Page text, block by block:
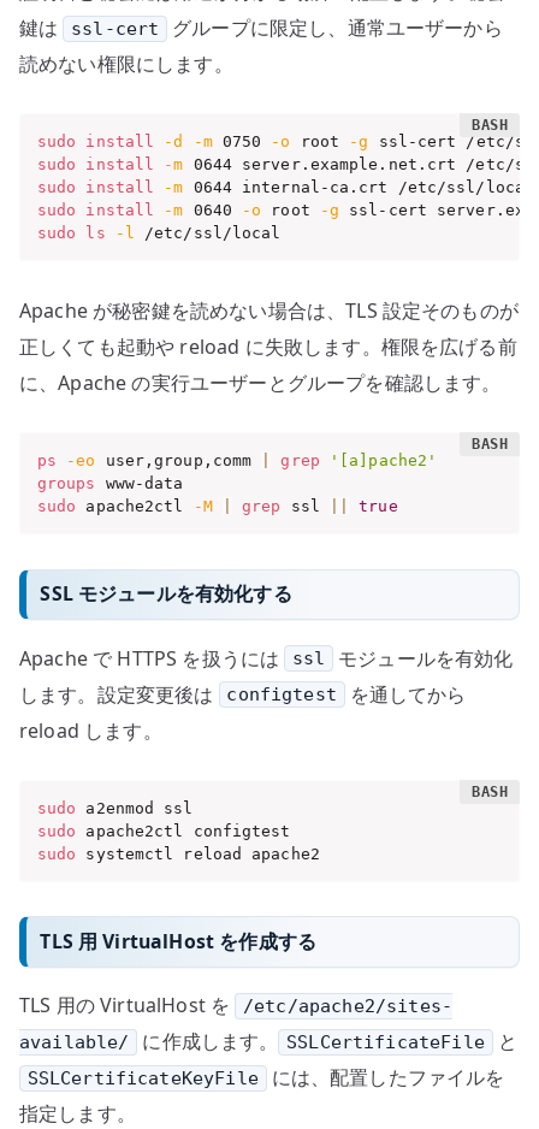
鍵は
ssl-cert
グループに限定し、通常ユーザーから
読めない権限にします。
sudo install -d -m 0750 -o root
-g
sudo
install
-m
sudo
install
-m
sudo
install -m 0640 -o root
-g
sudo
ls -l /etc/ssl/local
Apache が秘密鍵を読めない場合は、TLS 設定そのものが
正しくても起動や reload に失敗します。権限を広げる前
に、Apache の実行ユーザーとグループを確認します。
ps -eo user,group,comm grep
'[a]pache2'
groups
sudo apache2ctl -M grep ssl true
SSL モジュールを有効化する
Apache で HTTPS を扱うには ssl
モジュールを有効化
します。設定変更後は
configtest
を通してから
reload します。
sudo
sudo
sudo systemctl reload apache2
TLS 用 VirtualHost を作成する
TLS 用の VirtualHost を
/etc/apache2/sites-
available/
に作成します。 SSLCertificateFile と
SSLCertificateKeyFile
には、配置したファイルを
指定します。